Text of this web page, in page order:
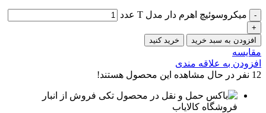
میکروسوئیچ اهرم دار مدل T عدد
افزودن به سبد خرید خرید کنید
مقایسه
افزودن به علاقه مندی
12 نفر در حال مشاهده این محصول هستند!
فروش از انبار
فروشگاه کالایاب